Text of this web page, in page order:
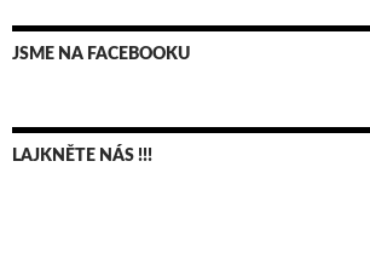
JSME NA FACEBOOKU
LAJKNĚTE NÁS !!!